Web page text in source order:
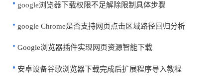
google浏览器下载权限不足解除限制具体步骤
google Chrome是否支持网页点击区域路径回归分析
Google浏览器插件实现网页资源智能下载
安卓设备谷歌浏览器下载完成后扩展程序导入教程